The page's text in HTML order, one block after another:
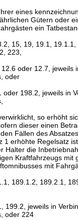
eines
Gütern oder
ein
15, 19, 19.1, 19.1.1,
223,
oder 12.7, jeweils
oder
198.2, jeweils in
so erhöht
dieser einen
Fällen des
1 erhöhte Regelsatz
Halter die
Kraftfahrzeugs mit
mit
189.1.2, 189.2.1,
199.2, jeweils in
oder 224